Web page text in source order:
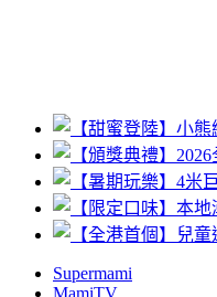
Supermami
MamiTV